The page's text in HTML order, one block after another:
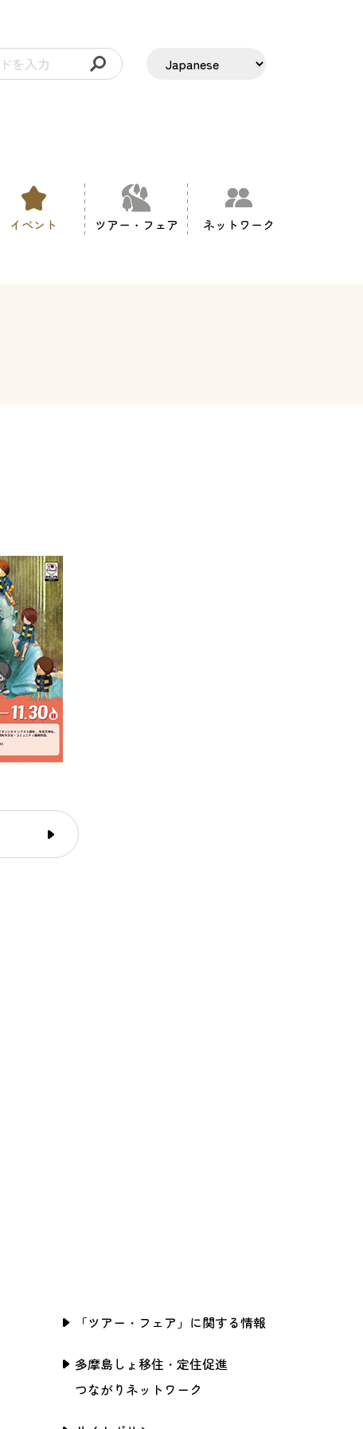
イベント ツアー・フェア ネットワーク
「ツアー・フェア」に関する情報
多摩島しょ移住・定住促進
つながりネットワーク